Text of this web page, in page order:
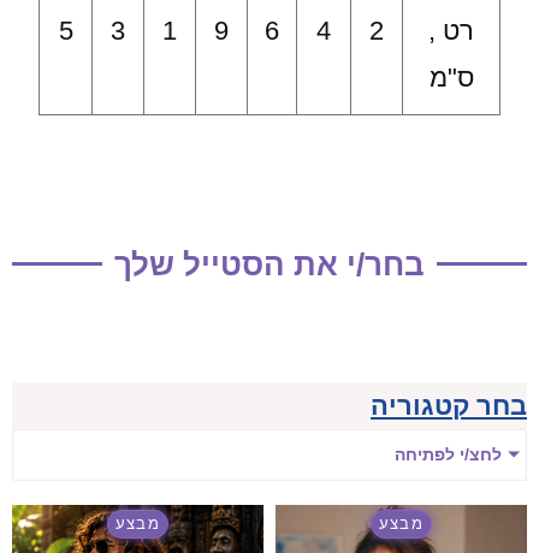
רט ,
ס"מ
2
4
6
9
1
3
5
בחר/י את הסטייל שלך
בחר קטגוריה
לחצ/י לפתיחה
מבצע מבצע